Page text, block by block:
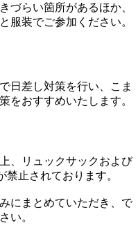
づらい箇所があるほか、
服装でご参加ください。
日差し対策を行い、こま
をおすすめいたします。
、リュックサックおよび
禁止されております。
にまとめていただき、で
い。